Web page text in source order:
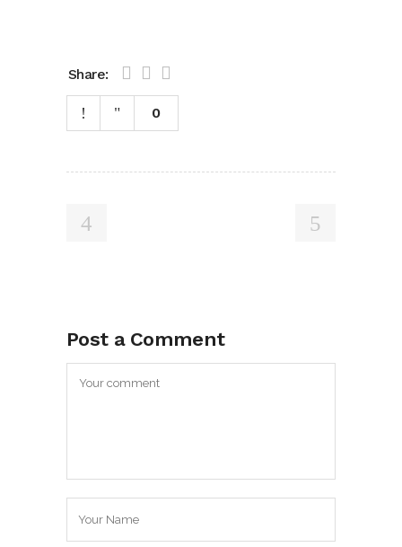
Share:
0
Post a Comment